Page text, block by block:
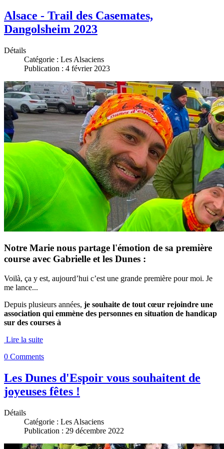
Alsace - Trail des Casemates,
Dangolsheim 2023
Détails
Catégorie : Les Alsaciens
Publication : 4 février 2023
Notre Marie nous partage l'émotion de sa première
course avec Gabrielle et les Dunes :
Voilà, ça y est, aujourd’hui c’est une grande première pour moi. Je
me lance...
Depuis plusieurs années, je souhaite de tout cœur rejoindre une
association qui emmène des personnes en situation de handicap
sur des courses à
Lire la suite
0 Comments
Les Dunes d'Espoir vous souhaitent de
joyeuses fêtes !
Détails
Catégorie : Les Alsaciens
Publication : 29 décembre 2022